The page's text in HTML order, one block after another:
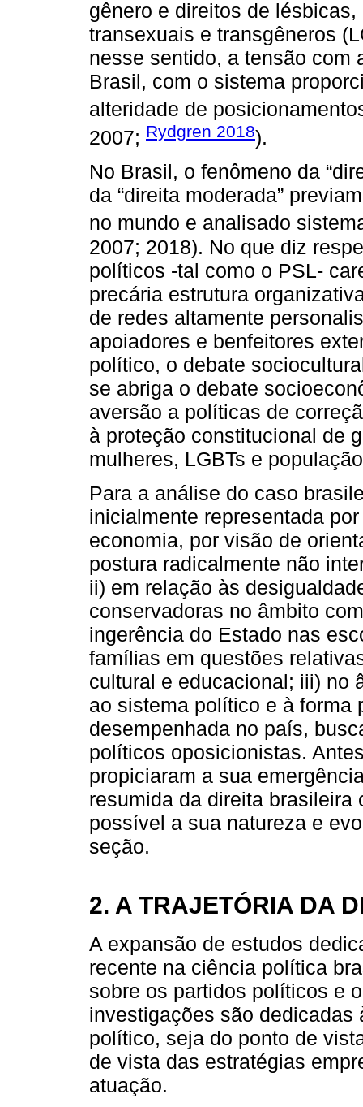
gênero e direitos de
transexuais e transgêneros
nesse sentido, a tensão com
Brasil, com o sistema
alteridade de
2007; Rydgren 2018).
No Brasil, o fenômeno da
da “direita moderada”
no mundo e analisado
2007; 2018). No que diz
políticos -tal como o PSL-
precária estrutura
de redes altamente
apoiadores e benfeitores
político, o debate
se abriga o debate
aversão a políticas de
à proteção constitucional de
mulheres, LGBTs e
Para a análise do caso
inicialmente representada
economia, por visão de
postura radicalmente não
ii) em relação às
conservadoras no âmbito
ingerência do Estado nas
famílias em questões
cultural e educacional; iii) no
ao sistema político e à forma
desempenhada no país,
políticos oposicionistas.
propiciaram a sua
resumida da direita
possível a sua natureza e
seção.
2. A TRAJETÓRIA DA
A expansão de estudos
recente na ciência política
sobre os partidos políticos e
investigações são
político, seja do ponto de
de vista das estratégias
atuação.